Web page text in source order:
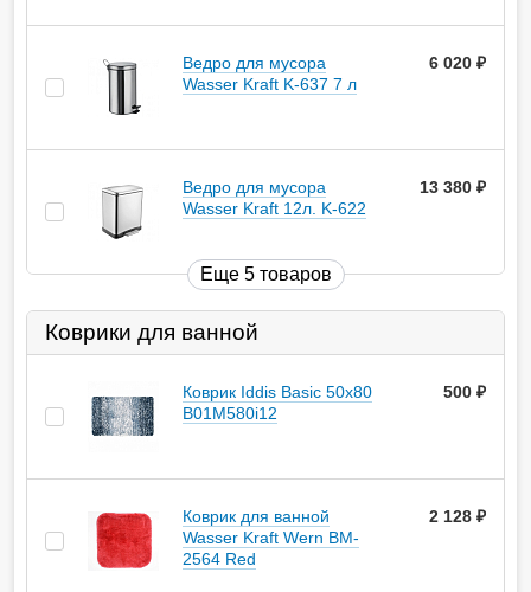
Ведро для мусора
Wasser Kraft K-637 7 л
6 020
Ведро для мусора
Wasser Kraft 12л. K-622
13 380
Еще 5 товаров
Коврики для ванной
Коврик Iddis Basic 50х80
B01M580i12
500
Коврик для ванной
Wasser Kraft Wern BM-
2564 Red
2 128